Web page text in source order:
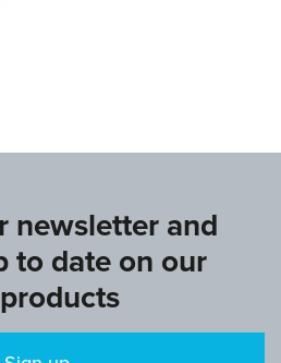
newsletter and
to date on our